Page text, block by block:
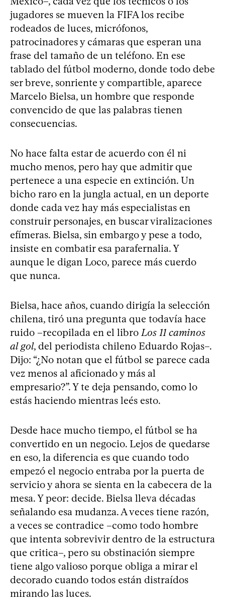
jugadores se mueven la FIFA los recibe
rodeados de luces, micrófonos,
patrocinadores y cámaras que esperan una
frase del tamaño de un teléfono. En ese
tablado del fútbol moderno, donde todo debe
ser breve, sonriente y compartible, aparece
Marcelo Bielsa, un hombre que responde
convencido de que las palabras tienen
consecuencias.
No hace falta estar de acuerdo con él ni
mucho menos, pero hay que admitir que
pertenece a una especie en extinción. Un
bicho raro en la jungla actual, en un deporte
donde cada vez hay más especialistas en
construir personajes, en buscar viralizaciones
efímeras. Bielsa, sin embargo y pese a todo,
insiste en combatir esa parafernalia. Y
aunque le digan Loco, parece más cuerdo
que nunca.
Bielsa, hace años, cuando dirigía la selección
chilena, tiró una pregunta que todavía hace
ruido –recopilada en el libro Los 11 caminos
al gol, del periodista chileno Eduardo Rojas–.
Dijo: “¿No notan que el fútbol se parece cada
vez menos al aficionado y más al
empresario?”. Y te deja pensando, como lo
estás haciendo mientras leés esto.
Desde hace mucho tiempo, el fútbol se ha
convertido en un negocio. Lejos de quedarse
en eso, la diferencia es que cuando todo
empezó el negocio entraba por la puerta de
servicio y ahora se sienta en la cabecera de la
mesa. Y peor: decide. Bielsa lleva décadas
señalando esa mudanza. A veces tiene razón,
a veces se contradice –como todo hombre
que intenta sobrevivir dentro de la estructura
que critica–, pero su obstinación siempre
tiene algo valioso porque obliga a mirar el
decorado cuando todos están distraídos
mirando las luces.